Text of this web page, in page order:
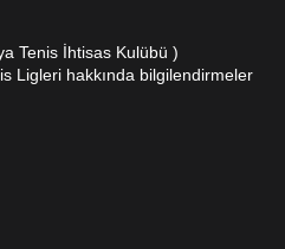
Tenis İhtisas Kulübü )
Ligleri hakkında bilgilendirmeler